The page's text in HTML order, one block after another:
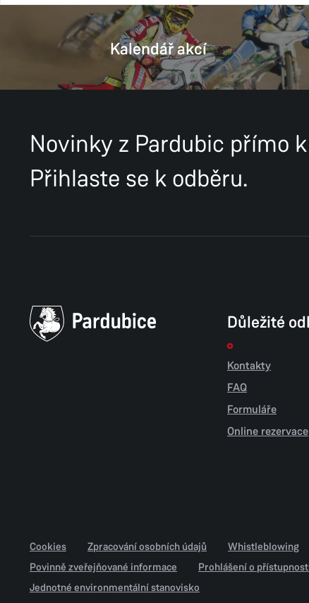
Kalendář akcí
Novinky z Pardubic přímo
Přihlaste se k odběru.
Důležité
Kontakty
FAQ
Formuláře
Online rezervace
Cookies Zpracování osobních údajů Whistleblowing
Povinně zveřejňované informace
Prohlášení o
Jednotné environmentální stanovisko